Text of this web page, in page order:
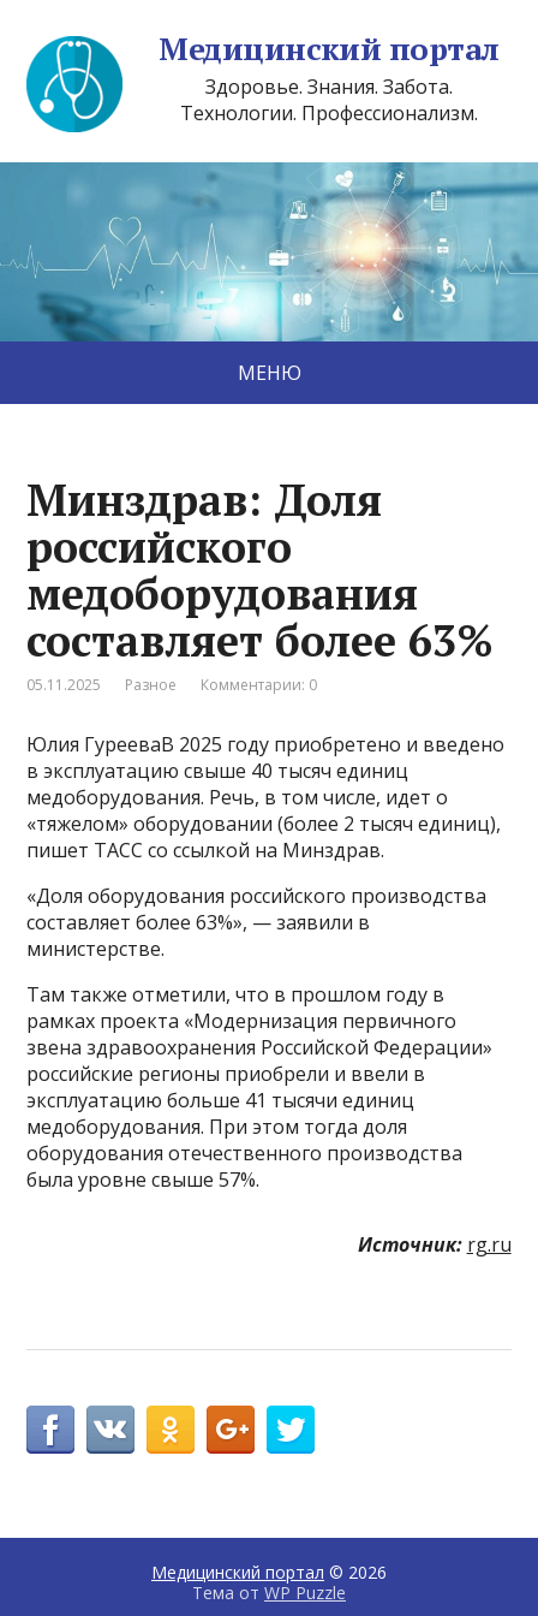
Медицинский портал
Здоровье. Знания. Забота.
Технологии. Профессионализм.
МЕНЮ
Минздрав: Доля
российского
медоборудования
составляет более 63%
05.11.2025 Разное Комментарии: 0
Юлия ГурееваВ 2025 году приобретено и введено
в эксплуатацию свыше 40 тысяч единиц
медоборудования. Речь, в том числе, идет о
«тяжелом» оборудовании (более 2 тысяч единиц),
пишет ТАСС со ссылкой на Минздрав.
«Доля оборудования российского производства
составляет более 63%», — заявили в
министерстве.
Там также отметили, что в прошлом году в
рамках проекта «Модернизация первичного
звена здравоохранения Российской Федерации»
российские регионы приобрели и ввели в
эксплуатацию больше 41 тысячи единиц
медоборудования. При этом тогда доля
оборудования отечественного производства
была уровне свыше 57%.
Источник: rg.ru
Медицинский портал © 2026
Тема от WP Puzzle